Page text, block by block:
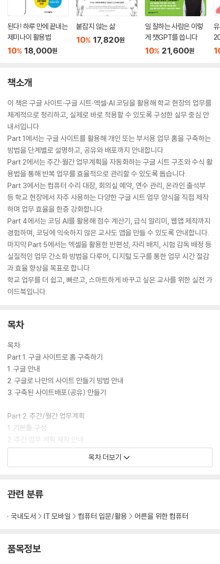
된다! 하루 만에 끝내는
제미나이 활용법
10% 18,000원
붙잡지 않는 삶
10% 17,820원
일 잘하는 사람은 이렇
게 챗GPT를 씁니다
10% 21,600원
책소개
이 책은 구글 사이트·구글 시트·엑셀·AI 코딩을 활용해 학교 현장의 업무를
체계적으로 정리하고, 실제로 바로 적용할 수 있도록 구성한 실무 중심 안
내서입니다.
Part 1에서는 구글 사이트를 활용해 개인 또는 부서용 업무 홈을 구축하는
방법을 단계별로 설명하고, 공유와 배포까지 안내합니다.
Part 2에서는 주간·월간 업무계획을 자동화하는 구글 시트 구조와 수식 활
용법을 통해 반복 업무를 효율적으로 관리할 수 있도록 돕습니다.
Part 3에서는 컴퓨터 수리 대장, 회의실 예약, 연수 관리, 온라인 출석부
등 학교 현장에서 자주 사용하는 다양한 구글 시트 업무 양식을 직접 제작
하며 업무 효율을 한층 강화합니다.
Part 4에서는 코딩 AI를 활용해 점수 계산기, 급식 알리미, 웹앱 제작까지
경험하며, 코딩에 익숙하지 않은 교사도 앱을 만들 수 있도록 안내합니다.
마지막 Part 5에서는 엑셀을 활용한 반편성, 자리 배치, 시험 감독 배정 등
실질적인 업무 간소화 방법을 다루어, 디지털 도구를 통한 업무 시간 절감
과 효율 향상을 목표로 합니다.
학교 업무를 더 쉽고, 빠르고, 스마트하게 바꾸고 싶은 교사를 위한 실전 가
이드북입니다.
목차
목차
Part 1. 구글 사이트로 홈 구축하기
1. 구글 안내
2. 구글로 나만의 사이트 만들기 방법 안내
3. 구축된 사이트배포(공유) 만들기
Part 2. 주간/월간 업무계획
1. 기본틀 구성
2. 주간 업무 계획 제작 안내
Part 3. 업무 효율 강화 구글시트 제작
3. 연수 관리 대장
5. 학생 명렬
7. 도서구입
목차 더보기
관련 분류
국내도서 IT 모바일 컴퓨터 입문/활용 어른을 위한 컴퓨터
품목정보